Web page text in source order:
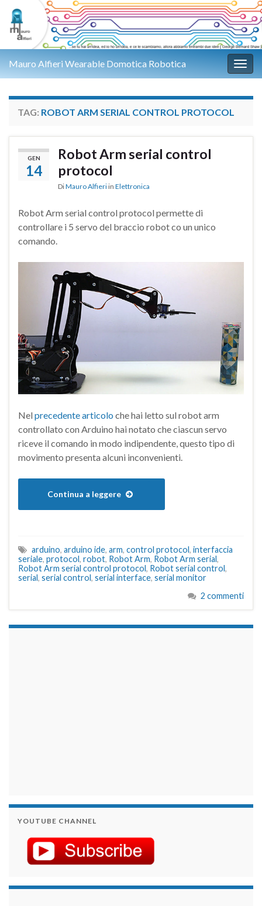
Mauro Alfieri Wearable Domotica Robotica
TAG: ROBOT ARM SERIAL CONTROL PROTOCOL
GEN
14
Robot Arm serial control
protocol
DiMauro Alfieri in Elettronica
Robot Arm serial control protocol permette di
controllare i 5 servo del braccio robot co un unico
comando.
Nel precedente articolo che hai letto sul robot arm
controllato con Arduino hai notato che ciascun servo
riceve il comando in modo indipendente, questo tipo di
movimento presenta alcuni inconvenienti.
Continua a leggere
arduino, arduino ide, arm, control protocol, interfaccia
seriale, protocol, robot, Robot Arm, Robot Arm serial,
Robot Arm serial control protocol, Robot serial control,
serial, serial control, serial interface, serial monitor
2 commenti
YOUTUBE CHANNEL